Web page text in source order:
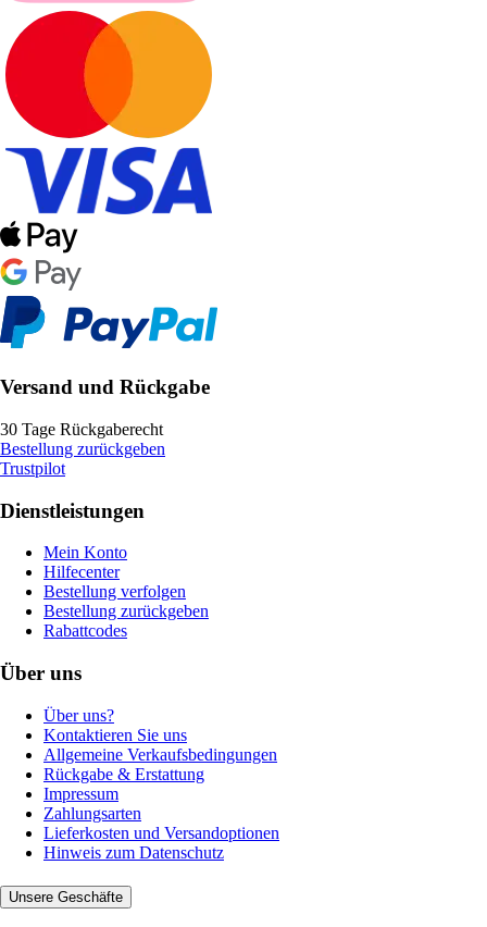
Versand und Rückgabe
30 Tage Rückgaberecht
Bestellung zurückgeben
Trustpilot
Dienstleistungen
Mein Konto
Hilfecenter
Bestellung verfolgen
Bestellung zurückgeben
Rabattcodes
Über uns
Über uns?
Kontaktieren Sie uns
Allgemeine Verkaufsbedingungen
Rückgabe & Erstattung
Impressum
Zahlungsarten
Lieferkosten und Versandoptionen
Hinweis zum Datenschutz
Unsere Geschäfte